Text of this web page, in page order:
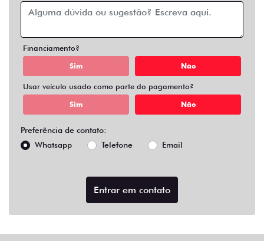
Financiamento?
Sim Não
Usar veículo usado como parte do pagamento?
Sim Não
Preferência de contato:
Whatsapp
Telefone Email
Entrar em contato